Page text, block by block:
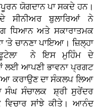
ਯੋਗਦਾਨ ਪਾ ਸਕਦੇ ਹਨ।
ਸੀਨੀਅਰ ਬੁਲਾਰਿਆਂ ਨੇ
ਧਿਆਨ ਅਤੇ ਸਕਾਰਾਤਮਕ
'ਤੇ ਚਾਨਣਾ ਪਾਇਆ। ਜ਼ਿਲ੍ਹਾ
ਫੂਟੇਲਾ ਨੇ ਇਸ ਮੁਹਿੰਮ ਦੇ
ਲਈ ਆਪਣੀ ਭਾਵਨਾ ਪ੍ਰਗਟ
ਕਰਾਉਣ ਦਾ ਸੰਕਲਪ ਲਿਆ
ਸੰਘ ਸੰਚਾਲਕ ਸ਼੍ਰੀ ਸੁਰੇਂਦਰ
ਸਾਂਝੇ ਕੀਤੇ। ਆਨੰਦ